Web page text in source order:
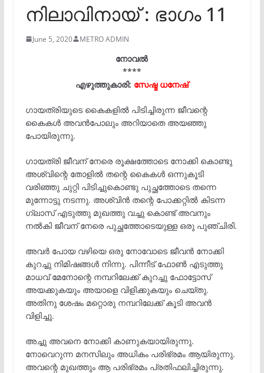
നിലാവിനായ് : ഭാഗം 11
June 5, 2020 METRO ADMIN
നോവൽ
****
എഴുത്തുകാരി: സേഷ്മ ധനേഷ്‌
ഗായത്രിയുടെ കൈകളിൽ പിടിച്ചിരുന്ന ജീവന്റെ
കൈകൾ അവൻപോലും അറിയാതെ അയഞ്ഞു
പോയിരുന്നു.
ഗായത്രി ജീവന് നേരെ രൂക്ഷത്തോടെ നോക്കി കൊണ്ടു
അശ്വിന്റെ തോളിൽ തന്റെ കൈകൾ ഒന്നുകൂടി
വരിഞ്ഞു ചുറ്റി പിടിച്ചുകൊണ്ടു പുച്ഛത്തോടെ തന്നെ
മുന്നോട്ടു നടന്നു. അശ്വിൻ തന്റെ പോക്കറ്റിൽ കിടന്ന
ഗ്ലാസ് എടുത്തു മുഖത്തു വച്ചു കൊണ്ട് അവനും
നൽകി ജീവന് നേരെ പുച്ഛത്തോടെയുള്ള ഒരു പുഞ്ചിരി.
അവർ പോയ വഴിയെ ഒരു നോവോടെ ജീവൻ നോക്കി
കുറച്ചു നിമിഷങ്ങൾ നിന്നു. പിന്നീട് ഫോൺ എടുത്തു
മാധവ് മേനോന്റെ നമ്പറിലേക്ക് കുറച്ചു ഫോട്ടോസ്
അയക്കുകയും അയാളെ വിളിക്കുകയും ചെയ്തു.
അതിനു ശേഷം മറ്റൊരു നമ്പറിലേക്ക് കൂടി അവൻ
വിളിച്ചു.
അച്ചു അവനെ നോക്കി കാണുകയായിരുന്നു.
നോവെറുന്ന മനസിലും അധികം പരിഭ്രമം ആയിരുന്നു.
അവന്റെ മുഖത്തും ആ പരിഭ്രമം പ്രതിഫലിച്ചിരുന്നു.